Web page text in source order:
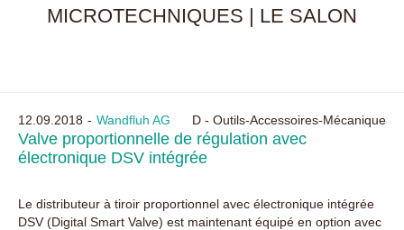
MICROTECHNIQUES | LE SALON
12.09.2018 Wandfluh AG D - Outils-Accessoires-Mécanique
Valve proportionnelle de régulation avec
électronique DSV intégrée
Le distributeur à tiroir proportionnel avec électronique intégrée
DSV (Digital Smart Valve) est maintenant équipé en option avec